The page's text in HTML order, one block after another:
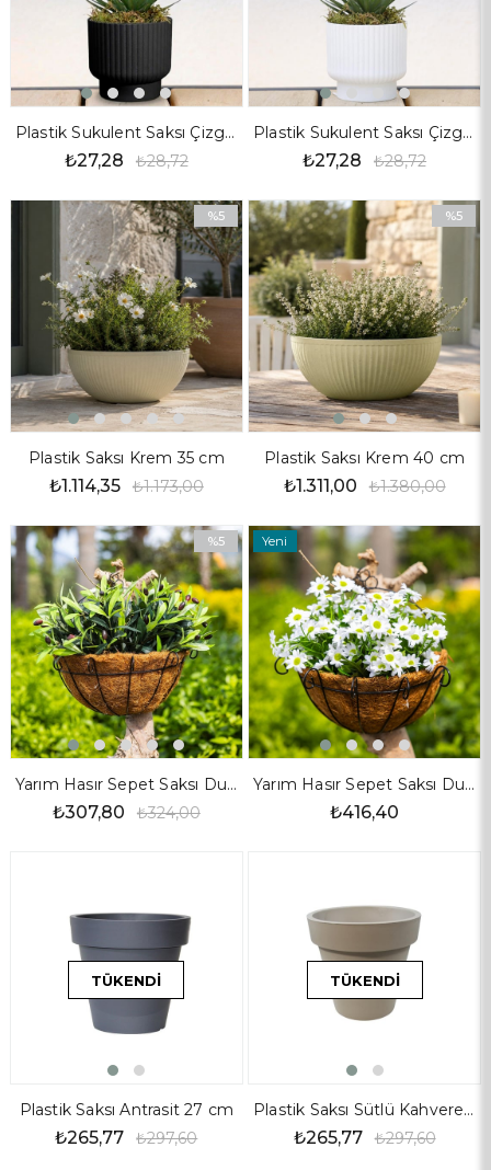
Plastik Sukulent Saksı Çizgili Desen Siyah 10 cm
₺27,28 ₺28,72
Plastik Sukulent Saksı Çizgili Desen Beyaz 10 cm
₺27,28 ₺28,72
Plastik Saksı Krem 35 cm
₺1.114,35 ₺1.173,00
%5
İndirim
%5İndirim
Plastik Saksı Krem 40 cm
₺1.311,00 ₺1.380,00
%5
İndirim
Yarım Hasır Sepet Saksı Duvar Asmalı Küçük Boy 25 cm
₺307,80 ₺324,00
%5
İndirim
%5İndirim
Yarım Hasır Sepet Saksı Duvar Asmalı Orta Boy 30 cm
₺416,40
Yeni
Ürün
TÜKENDI
Plastik Saksı Antrasit 27 cm
₺265,77 ₺297,60
TÜKENDI
Plastik Saksı Sütlü Kahverengi 27 cm
₺265,77 ₺297,60